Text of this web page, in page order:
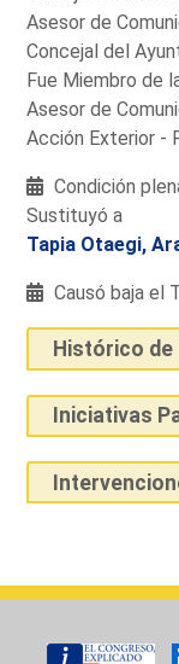
Asesor de
Concejal del
Fue Miembro de
Asesor de
Acción Exterior -
Condición
Sustituyó a
Tapia Otaegi,
Causó baja el
Histórico de
Iniciativas